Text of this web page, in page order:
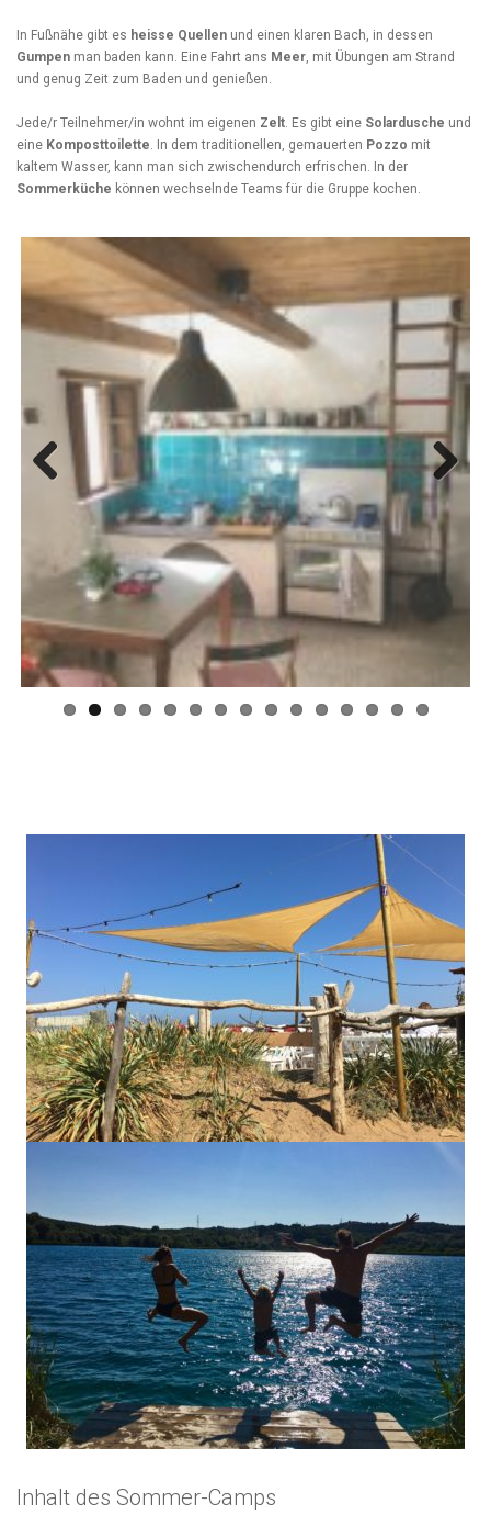
In Fußnähe gibt es heisse Quellen und einen klaren Bach, in dessen
Gumpen man baden kann. Eine Fahrt ans Meer , mit Übungen am Strand
und genug Zeit zum Baden und genießen.
Jede/r Teilnehmer/in wohnt im eigenen Zelt . Es gibt eine Solardusche und
eine Komposttoilette . In dem traditionellen, gemauerten Pozzo mit
kaltem Wasser, kann man sich zwischendurch erfrischen. In der
Sommerküche können wechselnde Teams für die Gruppe kochen.
Previous Next
Inhalt des Sommer-Camps